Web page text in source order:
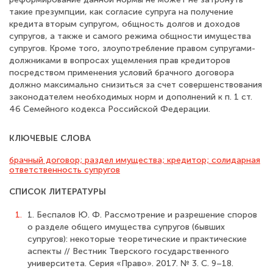
такие презумпции, как согласие супруга на получение
кредита вторым супругом, общность долгов и доходов
супругов, а также и самого режима общности имущества
супругов. Кроме того, злоупотребление правом супругами-
должниками в вопросах ущемления прав кредиторов
посредством применения условий брачного договора
должно максимально снизиться за счет совершенствования
законодателем необходимых норм и дополнений к п. 1 ст.
46 Семейного кодекса Российской Федерации.
КЛЮЧЕВЫЕ СЛОВА
брачный договор; раздел имущества; кредитор; солидарная
ответственность супругов
СПИСОК ЛИТЕРАТУРЫ
1.
1. Беспалов Ю. Ф. Рассмотрение и разрешение споров
о разделе общего имущества супругов (бывших
супругов): некоторые теоретические и практические
аспекты // Вестник Тверского государственного
университета. Серия «Право». 2017. № 3. С. 9–18.